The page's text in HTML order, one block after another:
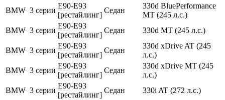
BMW 3 серии
E90-E93
[рестайлинг]
Седан
330d BluePerformance
MT (245 л.с.)
BMW 3 серии
E90-E93
[рестайлинг]
Седан 330d MT (245 л.с.)
BMW 3 серии
E90-E93
[рестайлинг]
Седан
330d xDrive AT (245
л.с.)
BMW 3 серии
E90-E93
[рестайлинг]
Седан
330d xDrive MT (245
л.с.)
BMW 3 серии
E90-E93
[рестайлинг]
Седан 330i AT (272 л.с.)